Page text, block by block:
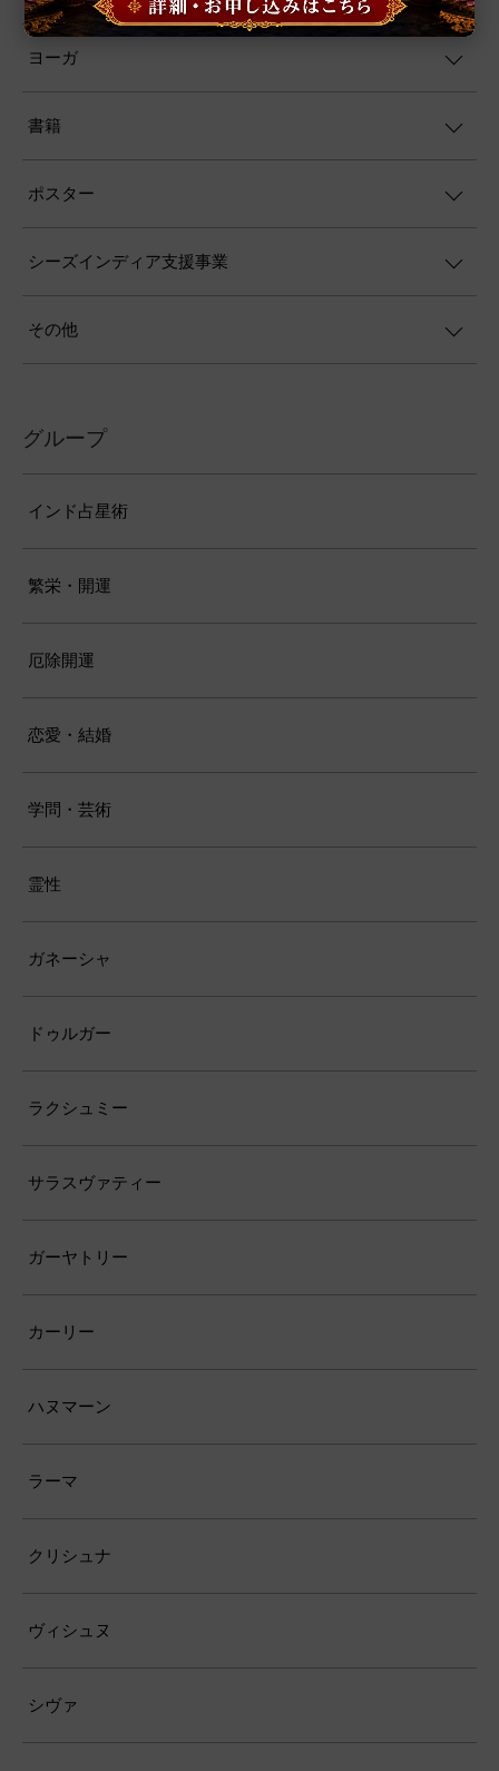
ヨーガ
書籍
ポスター
シーズインディア支援事業
その他
グループ
インド占星術
繁栄・開運
厄除開運
恋愛・結婚
学問・芸術
霊性
ガネーシャ
ドゥルガー
ラクシュミー
サラスヴァティー
ガーヤトリー
カーリー
ハヌマーン
ラーマ
クリシュナ
ヴィシュヌ
シヴァ